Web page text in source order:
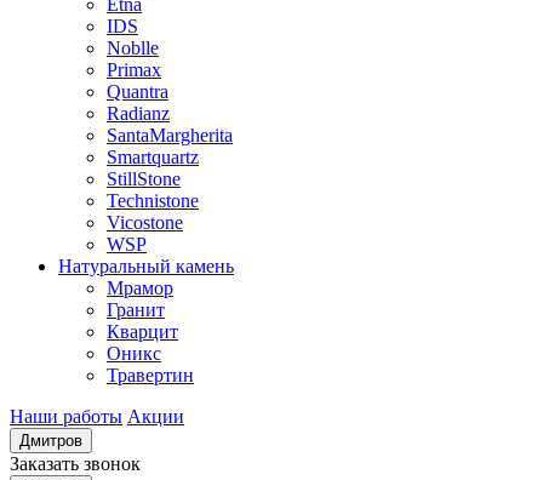
Etna
IDS
Noblle
Primax
Quantra
Radianz
SantaMargherita
Smartquartz
StillStone
Technistone
Vicostone
WSP
Натуральный камень
Мрамор
Гранит
Кварцит
Оникс
Травертин
Наши работы Акции
Дмитров
Заказать звонок